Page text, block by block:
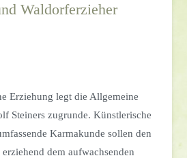
Waldorferzieher
Erziehung legt die Allgemeine
Steiners zugrunde. Künstlerische
Karmakunde sollen den
dem aufwachsenden